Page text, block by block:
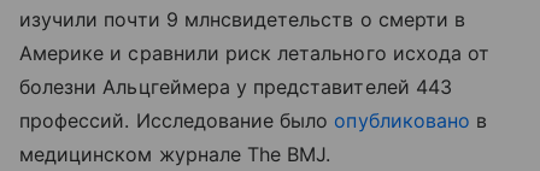
изучили почти 9 млнсвидетельств о смерти в
Америке и сравнили риск летального исхода от
болезни Альцгеймера у представителей 443
профессий. Исследование было опубликовано в
медицинском журнале The BMJ.